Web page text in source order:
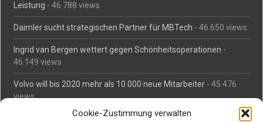
Cookie-Zustimmung verwalten
Leistung - 46.788 views
Daimler sucht strategischen Partner für MBTech - 46.650 views
Ingrid van Bergen wettert gegen Schönheitsoperationen -
46.149 views
Volvo will bis 2020 mehr als 10.000 neue Mitarbeiter - 45.476
views
Mäßiges Interesse an Daimlers MBtech- 44.701 views